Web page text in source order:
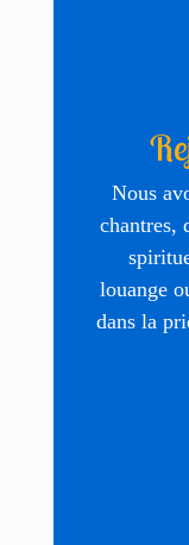
Nous
chantres,
louange
dans la